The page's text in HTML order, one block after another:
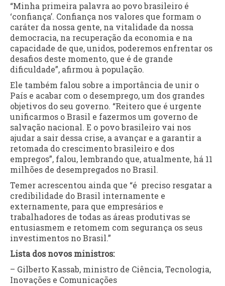
“Minha primeira palavra ao povo brasileiro é
‘confiança’. Confiança nos valores que formam o
caráter da nossa gente, na vitalidade da nossa
democracia, na recuperação da economia e na
capacidade de que, unidos, poderemos enfrentar os
desafios deste momento, que é de grande
dificuldade”, afirmou à população.
Ele também falou sobre a importância de unir o
País e acabar com o desemprego, um dos grandes
objetivos do seu governo. “Reitero que é urgente
unificarmos o Brasil e fazermos um governo de
salvação nacional. E o povo brasileiro vai nos
ajudar a sair dessa crise, a avançar e a garantir a
retomada do crescimento brasileiro e dos
empregos”, falou, lembrando que, atualmente, há 11
milhões de desempregados no Brasil.
Temer acrescentou ainda que “é preciso resgatar a
credibilidade do Brasil internamente e
externamente, para que empresários e
trabalhadores de todas as áreas produtivas se
entusiasmem e retomem com segurança os seus
investimentos no Brasil.”
Lista dos novos ministros:
– Gilberto Kassab, ministro de Ciência, Tecnologia,
Inovações e Comunicações